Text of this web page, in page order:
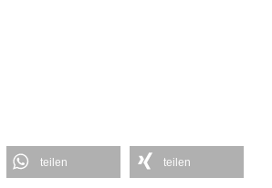
teilen teilen